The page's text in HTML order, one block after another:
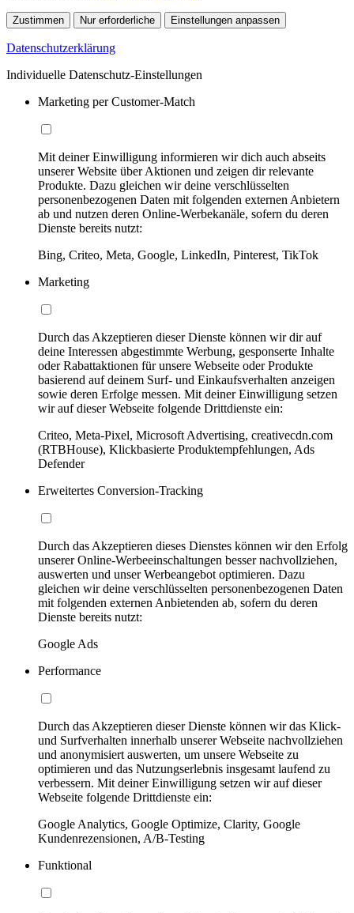
Zustimmen Nur erforderliche Einstellungen anpassen
Datenschutzerklärung
Individuelle Datenschutz-Einstellungen
Marketing per Customer-Match
Mit deiner Einwilligung informieren wir dich auch abseits
unserer Website über Aktionen und zeigen dir relevante
Produkte. Dazu gleichen wir deine verschlüsselten
personenbezogenen Daten mit folgenden externen Anbietern
ab und nutzen deren Online-Werbekanäle, sofern du deren
Dienste bereits nutzt:
Bing, Criteo, Meta, Google, LinkedIn, Pinterest, TikTok
Marketing
Durch das Akzeptieren dieser Dienste können wir dir auf
deine Interessen abgestimmte Werbung, gesponserte Inhalte
oder Rabattaktionen für unsere Webseite oder Produkte
basierend auf deinem Surf- und Einkaufsverhalten anzeigen
sowie deren Erfolge messen. Mit deiner Einwilligung setzen
wir auf dieser Webseite folgende Drittdienste ein:
Criteo, Meta-Pixel, Microsoft Advertising, creativecdn.com
(RTBHouse), Klickbasierte Produktempfehlungen, Ads
Defender
Erweitertes Conversion-Tracking
Durch das Akzeptieren dieses Dienstes können wir den Erfolg
unserer Online-Werbeeinschaltungen besser nachvollziehen,
auswerten und unser Werbeangebot optimieren. Dazu
gleichen wir deine verschlüsselten personenbezogenen Daten
mit folgenden externen Anbietenden ab, sofern du deren
Dienste bereits nutzt:
Google Ads
Performance
Durch das Akzeptieren dieser Dienste können wir das Klick-
und Surfverhalten innerhalb unserer Webseite nachvollziehen
und anonymisiert auswerten, um unsere Webseite zu
optimieren und das Nutzungserlebnis insgesamt laufend zu
verbessern. Mit deiner Einwilligung setzen wir auf dieser
Webseite folgende Drittdienste ein:
Google Analytics, Google Optimize, Clarity, Google
Kundenrezensionen, A/B-Testing
Funktional